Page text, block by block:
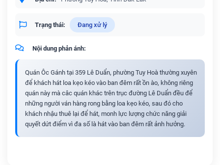
Trạng thái: Đang xử lý
Nội dung phản ánh:
Quán Ôc Gánh tại 359 Lê Duẩn, phường Tuy Hoà thường xuyên
để khách hát loa kẹo kéo vào ban đêm rất ồn ào, không riêng
quán này mà câc quán khác trên trục đường Lê Duẩn đều để
những người ván hàng rong bằng loa kẹo kéo, sau đó cho
khách nhậu thuê lại để hát, monh lực lượng chức năng giải
quyết dứt điểm vì đa số là hát vào ban đêm rất ảnh hưởng.